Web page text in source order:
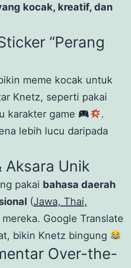
kocak, kreatif, dan
“Perang
meme kocak untuk
Knetz, seperti pakai
karakter game
.
lebih lucu daripada
Aksara Unik
pakai bahasa daerah
(Jawa, Thai,
Google Translate
bikin Knetz bingung
Over-the-